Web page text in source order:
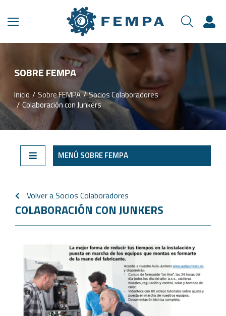
SOBRE FEMPA
Estás aquí:
Inicio Sobre FEMPA
Socios Colaboradores
Colaboración con Junkers
MENÚ SOBRE FEMPA
Volver a Socios Colaboradores
COLABORACIÓN CON JUNKERS